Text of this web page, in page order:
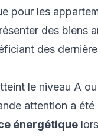
pour les
des biens
des
le niveau A
attention a
énergétique